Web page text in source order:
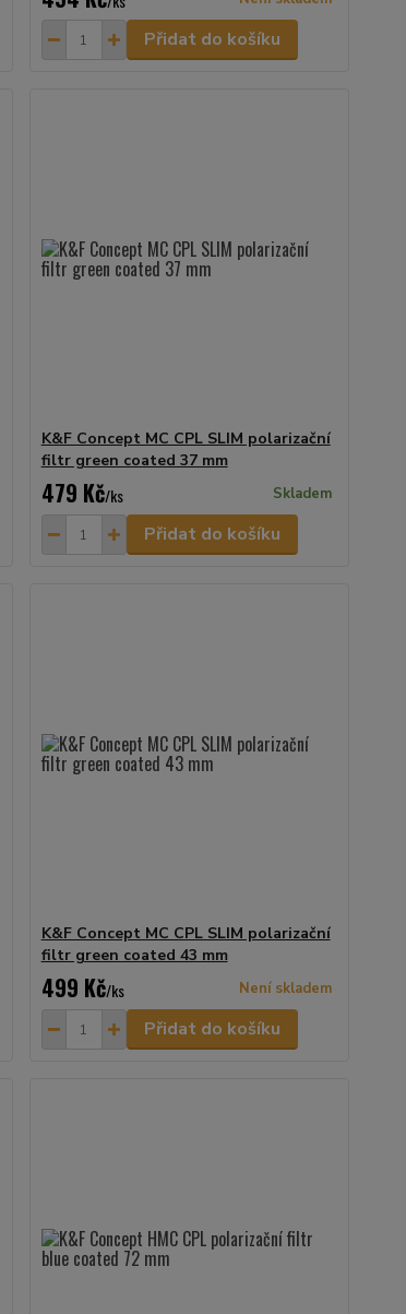
Přidat do košíku
K&F Concept MC CPL SLIM polarizační
filtr green coated 37 mm
479 Kč/ks Skladem
Přidat do košíku
K&F Concept MC CPL SLIM polarizační
filtr green coated 43 mm
499 Kč/ks Není skladem
Přidat do košíku